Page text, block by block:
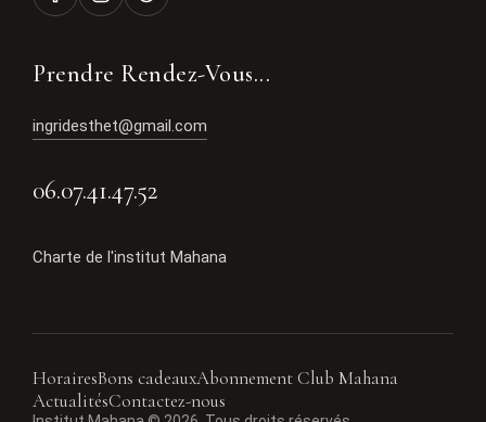
Prendre Rendez-Vous...
ingridesthet@gmail.com
06.07.41.47.52
Charte de l'institut Mahana
HorairesBons cadeauxAbonnement Club Mahana
ActualitésContactez-nous